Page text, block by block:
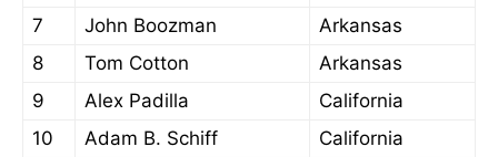
7
John Boozman
Arkansas
8
Tom Cotton
Arkansas
9
Alex Padilla
California
10
Adam B. Schiff
California